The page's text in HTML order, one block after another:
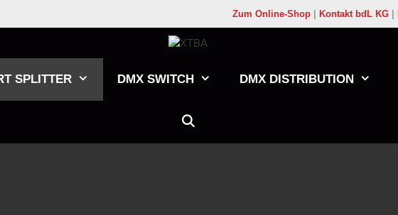
Zum Online-Shop Kontakt bdL KG
SPLITTER DMX SWITCH DMX DISTRIBUTION